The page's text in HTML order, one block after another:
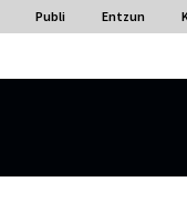
Publi Entzun